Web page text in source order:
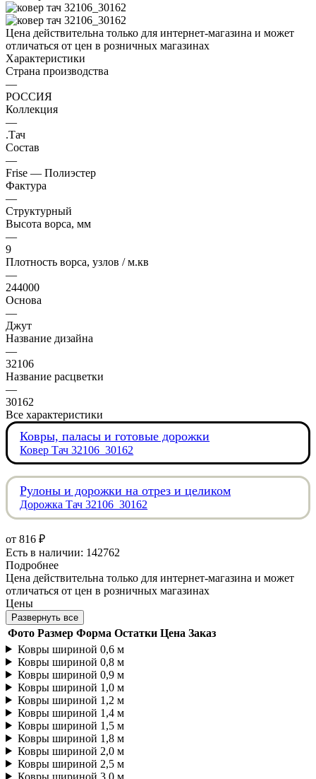
Цена действительна только для интернет-магазина и может
отличаться от цен в розничных магазинах
Характеристики
Страна производства
—
РОССИЯ
Коллекция
—
.Тач
Состав
—
Frise — Полиэстер
Фактура
—
Структурный
Высота ворса, мм
—
9
Плотность ворса, узлов / м.кв
—
244000
Основа
—
Джут
Название дизайна
—
32106
Название расцветки
—
30162
Все характеристики
Ковры, паласы и готовые дорожки
Ковер Тач 32106_30162
Рулоны и дорожки на отрез и целиком
Дорожка Тач 32106_30162
от 816 ₽
Есть в наличии: 142762
Подробнее
Цена действительна только для интернет-магазина и может
отличаться от цен в розничных магазинах
Цены
Развернуть все
Фото Размер Форма Остатки Цена Заказ
Ковры шириной 0,6 м
Ковры шириной 0,8 м
Ковры шириной 0,9 м
Ковры шириной 1,0 м
Ковры шириной 1,2 м
Ковры шириной 1,4 м
Ковры шириной 1,5 м
Ковры шириной 1,8 м
Ковры шириной 2,0 м
Ковры шириной 2,5 м
Ковры шириной 3,0 м